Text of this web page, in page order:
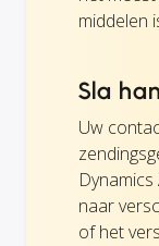
middelen
Sla
Uw
naar
of het